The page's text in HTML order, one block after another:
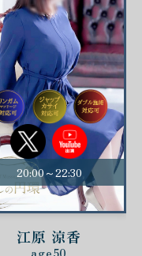
20:00～22:30
江原 涼香